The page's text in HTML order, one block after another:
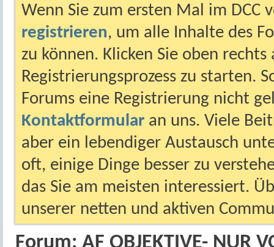
Wenn Sie zum ersten Mal im DCC
registrieren, um alle Inhalte des
zu können. Klicken Sie oben
Registrierungsprozess zu starten.
Forums eine Registrierung nicht
Kontaktformular an uns. Viele
aber ein lebendiger Austausch
oft, einige Dinge besser zu
das Sie am meisten interessiert.
unserer netten und aktiven